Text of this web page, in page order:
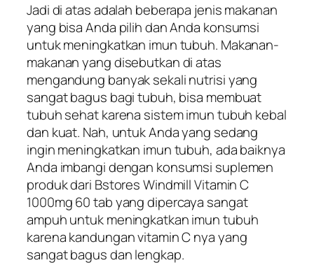
Jadi di atas adalah beberapa jenis makanan
yang bisa Anda pilih dan Anda konsumsi
untuk meningkatkan imun tubuh. Makanan-
makanan yang disebutkan di atas
mengandung banyak sekali nutrisi yang
sangat bagus bagi tubuh, bisa membuat
tubuh sehat karena sistem imun tubuh kebal
dan kuat. Nah, untuk Anda yang sedang
ingin meningkatkan imun tubuh, ada baiknya
Anda imbangi dengan konsumsi suplemen
produk dari Bstores Windmill Vitamin C
1000mg 60 tab yang dipercaya sangat
ampuh untuk meningkatkan imun tubuh
karena kandungan vitamin C nya yang
sangat bagus dan lengkap.